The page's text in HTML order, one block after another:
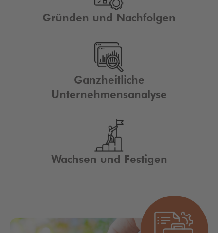
Gründen und Nachfolgen
Ganzheitliche
Unternehmensanalyse
Wachsen und Festigen